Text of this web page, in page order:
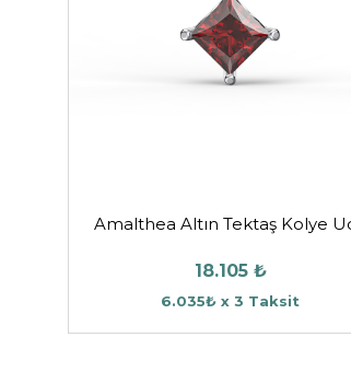
Amalthea Altın Tektaş Kolye
18.105 ₺
6.035₺ x 3 Taksit